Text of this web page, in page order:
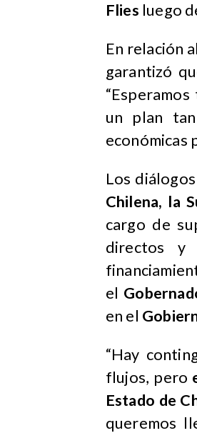
Flies luego
En relación
garantizó
un plan
económicas
Los
Chilena, la
cargo de
directos y
el
en el
“Hay
flujos, pero
Estado de
queremos